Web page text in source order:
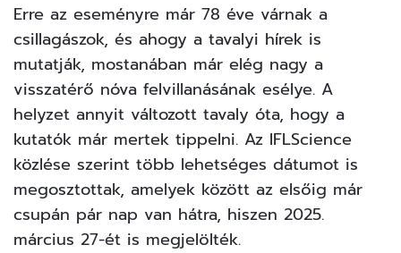
Erre az eseményre már 78 éve várnak a
csillagászok, és ahogy a tavalyi hírek is
mutatják, mostanában már elég nagy a
visszatérő nóva felvillanásának esélye. A
helyzet annyit változott tavaly óta, hogy a
kutatók már mertek tippelni. Az IFLScience
közlése szerint több lehetséges dátumot is
megosztottak, amelyek között az elsőig már
csupán pár nap van hátra, hiszen 2025.
március 27-ét is megjelölték.